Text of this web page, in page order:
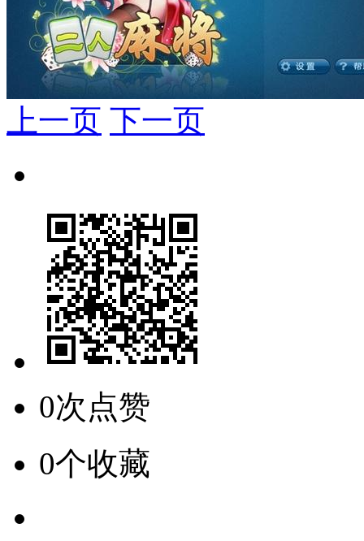
上一页 下一页
0次点赞
0个收藏